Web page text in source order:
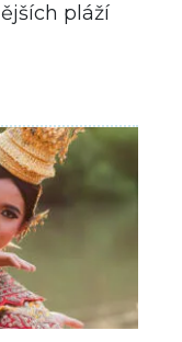
pláží